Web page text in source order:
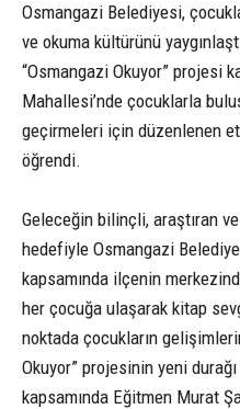
Osmangazi Belediyesi,
ve okuma kültürünü
“Osmangazi Okuyor” projesi
Mahallesi’nde çocuklarla
geçirmeleri için düzenlenen
öğrendi.
Geleceğin bilinçli, araştıran
hedefiyle Osmangazi
kapsamında ilçenin
her çocuğa ulaşarak kitap
noktada çocukların
Okuyor” projesinin yeni
kapsamında Eğitmen Murat